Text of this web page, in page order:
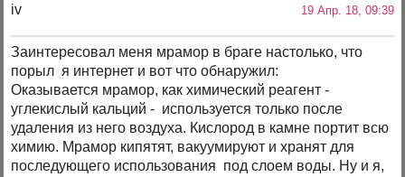
iv 19 Апр. 18, 09:39
Заинтересовал меня мрамор в браге настолько, что
порыл я интернет и вот что обнаружил:
Оказывается мрамор, как химический реагент -
углекислый кальций - используется только после
удаления из него воздуха. Кислород в камне портит всю
химию. Мрамор кипятят, вакуумируют и хранят для
последующего использования под слоем воды. Ну и я,